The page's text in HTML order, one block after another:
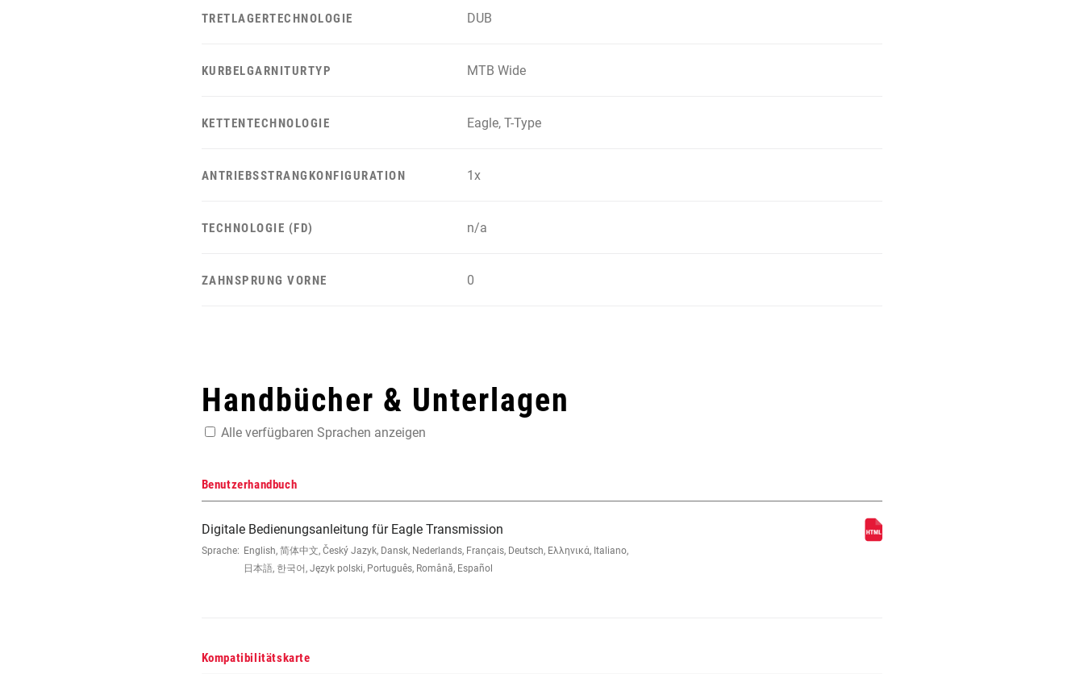
TRETLAGERTECHNOLOGIE DUB
KURBELGARNITURTYP MTB Wide
KETTENTECHNOLOGIE Eagle, T-Type
ANTRIEBSSTRANGKONFIGURATION 1x
TECHNOLOGIE (FD) n/a
ZAHNSPRUNG VORNE 0
Handbücher & Unterlagen
Alle verfügbaren Sprachen anzeigen
Benutzerhandbuch
Digitale Bedienungsanleitung für Eagle Transmission
Sprache: English, 简体中文, Český Jazyk, Dansk, Nederlands, Français, Deutsch, Ελληνικά, Italiano,
日本語, 한국어, Język polski, Português, Română, Español
Kompatibilitätskarte